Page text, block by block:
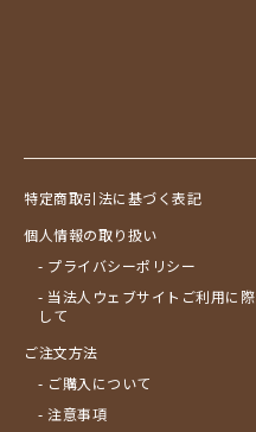
特定商取引法に基づく表記
個人情報の取り扱い
- プライバシーポリシー
- 当法人ウェブサイトご利用に際
して
ご注文方法
- ご購入について
- 注意事項